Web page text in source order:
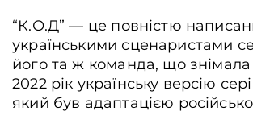
“К.О.Д” — це повністю
українськими сценаристами
його та ж команда, що
2022 рік українську версію
який був адаптацією